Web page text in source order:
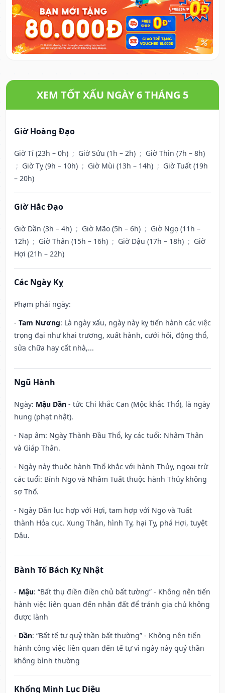
XEM TỐT XẤU NGÀY 6 THÁNG 5
Giờ Hoàng Đạo
Giờ Tí (23h – 0h) ; Giờ Sửu (1h – 2h) ; Giờ Thìn (7h – 8h)
; Giờ Tỵ (9h – 10h) ; Giờ Mùi (13h – 14h) ; Giờ Tuất (19h
– 20h)
Giờ Hắc Đạo
Giờ Dần (3h – 4h) ; Giờ Mão (5h – 6h) ; Giờ Ngọ (11h –
12h) ; Giờ Thân (15h – 16h) ; Giờ Dậu (17h – 18h) ; Giờ
Hợi (21h – 22h)
Các Ngày Kỵ
Phạm phải ngày:
- Tam Nương: Là ngày xấu, ngày này kỵ tiến hành các việc
trọng đại như khai trương, xuất hành, cưới hỏi, động thổ,
sửa chữa hay cất nhà,...
Ngũ Hành
Ngày: Mậu Dần - tức Chi khắc Can (Mộc khắc Thổ), là ngày
hung (phạt nhật).
- Nạp âm: Ngày Thành Đầu Thổ, kỵ các tuổi: Nhâm Thân
và Giáp Thân.
- Ngày này thuộc hành Thổ khắc với hành Thủy, ngoại trừ
các tuổi: Bính Ngọ và Nhâm Tuất thuộc hành Thủy không
sợ Thổ.
- Ngày Dần lục hợp với Hợi, tam hợp với Ngọ và Tuất
thành Hỏa cục. Xung Thân, hình Tỵ, hại Tỵ, phá Hợi, tuyệt
Dậu.
Bành Tổ Bách Kỵ Nhật
- Mậu: “Bất thụ điền điền chủ bất tường” - Không nên tiến
hành việc liên quan đến nhận đất để tránh gia chủ không
được lành
- Dần: “Bất tế tự quỷ thần bất thường” - Không nên tiến
hành công việc liên quan đến tế tự vì ngày này quỷ thần
không bình thường
Khổng Minh Lục Diệu